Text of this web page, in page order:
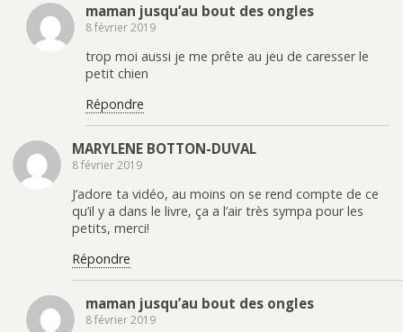
maman jusqu’au bout des ongles
8 février 2019
trop moi aussi je me prête au jeu de caresser le
petit chien
Répondre
MARYLENE BOTTON-DUVAL
8 février 2019
J’adore ta vidéo, au moins on se rend compte de ce
qu’il y a dans le livre, ça a l’air très sympa pour les
petits, merci!
Répondre
maman jusqu’au bout des ongles
8 février 2019